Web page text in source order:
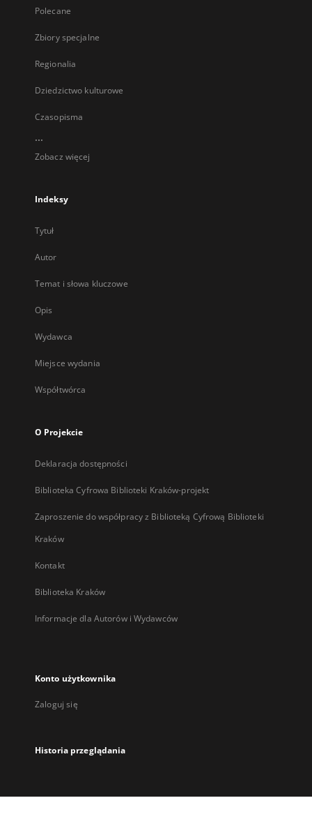
Polecane
Zbiory specjalne
Regionalia
Dziedzictwo kulturowe
Czasopisma
...
Zobacz więcej
Indeksy
Tytuł
Autor
Temat i słowa kluczowe
Opis
Wydawca
Miejsce wydania
Współtwórca
O Projekcie
Deklaracja dostępności
Biblioteka Cyfrowa Biblioteki Kraków-projekt
Zaproszenie do współpracy z Biblioteką Cyfrową Biblioteki
Kraków
Kontakt
Biblioteka Kraków
Informacje dla Autorów i Wydawców
Konto użytkownika
Zaloguj się
Historia przeglądania